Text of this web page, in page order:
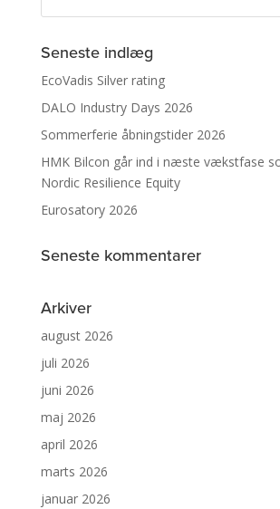
Seneste indlæg
EcoVadis Silver rating
DALO Industry Days 2026
Sommerferie åbningstider 2026
HMK Bilcon går ind i næste vækstfase
Nordic Resilience Equity
Eurosatory 2026
Seneste kommentarer
Arkiver
august 2026
juli 2026
juni 2026
maj 2026
april 2026
marts 2026
januar 2026